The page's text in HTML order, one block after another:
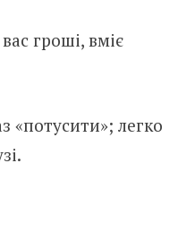
гроші, вміє
«потусити»; легко